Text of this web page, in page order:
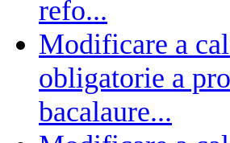
refo...
Modificare a
obligatorie a
bacalaure...